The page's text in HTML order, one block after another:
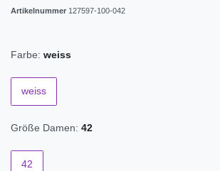
Artikelnummer 127597-100-042
Farbe: weiss
weiss
Größe Damen: 42
42